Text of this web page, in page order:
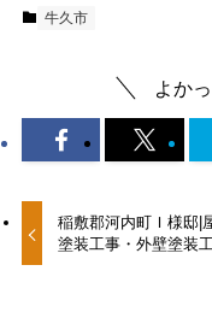
牛久市
よか
稲敷郡河内町Ｉ様邸|
塗装工事・外壁塗装工